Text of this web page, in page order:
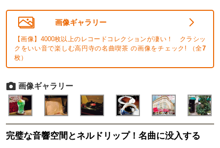
画像ギャラリー
【画像】4000枚以上のレコードコレクションが凄い！ クラシッ
クをいい音で楽しむ高円寺の名曲喫茶 の画像をチェック! （全7
枚）
画像ギャラリー
完璧な音響空間とネルドリップ！名曲に没入する